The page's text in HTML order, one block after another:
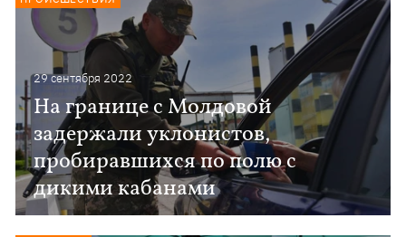
29 сентября 2022
На границе с Молдовой
задержали уклонистов,
пробиравшихся по полю с
дикими кабанами